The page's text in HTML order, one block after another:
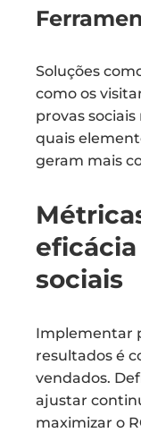
Soluções
como os
provas
quais
geram mais
sociais
Implementar
resultados é
vendados.
ajustar
maximizar o